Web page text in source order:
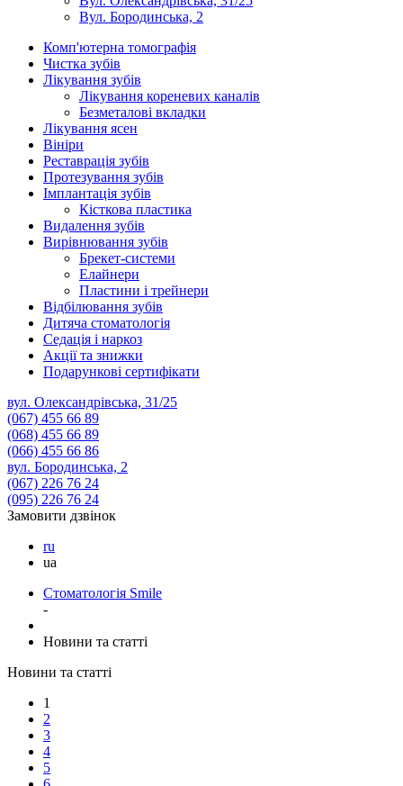
Вул. Бородинська, 2
Комп'ютерна томографія
Чистка зубів
Лікування зубів
Лікування кореневих каналів
Безметалові вкладки
Лікування ясен
Вініри
Реставрація зубів
Протезування зубів
Імплантація зубів
Кісткова пластика
Видалення зубів
Вирівнювання зубів
Брекет-системи
Елайнери
Пластини і трейнери
Відбілювання зубів
Дитяча стоматологія
Седація і наркоз
Акції та знижки
Подарункові сертифікати
вул. Олександрівська, 31/25
(067) 455 66 89
(068) 455 66 89
(066) 455 66 86
вул. Бородинська, 2
(067) 226 76 24
(095) 226 76 24
Замовити дзвінок
ru
ua
Стоматологія Smile
-
Новини та статті
Новини та статті
1
2
3
4
5